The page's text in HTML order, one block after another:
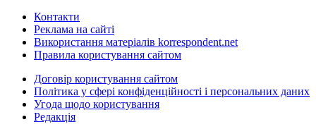
Контакти
Реклама на сайті
Використання матеріалів korrespondent.net
Правила користування сайтом
Договір користування сайтом
Політика у сфері конфіденційності і персональних даних
Угода щодо користування
Редакція